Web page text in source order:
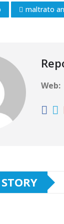
maltrato
Web: